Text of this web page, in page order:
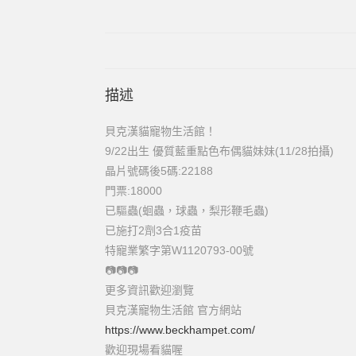
描述
貝克漢貓寵物生活館！
9/22出生 優質藍重點色布偶貓妹妹(11/28拍攝)
晶片號碼後5碼:22188
門票:18000
已驅蟲(蛔蟲，球蟲，梨形鞭毛蟲)
已施打2劑3合1疫苗
特寵業繁字第W1120793-00號
📷📷📷
更多資訊歡迎瀏覽
貝克漢寵物生活館 官方網站
https://www.beckhampet.com/
歡迎現場看貓喔